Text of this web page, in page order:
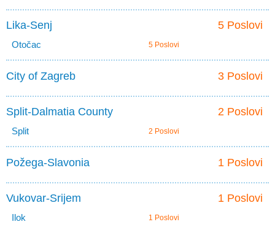
5 Poslovi
Lika-Senj
Otočac 5 Poslovi
3 Poslovi
City of Zagreb
2 Poslovi
Split-Dalmatia County
Split 2 Poslovi
1 Poslovi
Požega-Slavonia
1 Poslovi
Vukovar-Srijem
Ilok 1 Poslovi